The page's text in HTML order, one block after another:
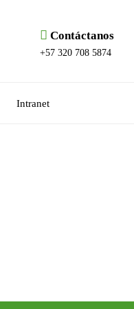
Contáctanos
+57 320 708 5874
Intranet